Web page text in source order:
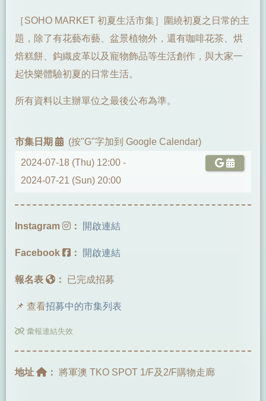
［SOHO MARKET 初夏生活市集］圍繞初夏之日常的主
題，除了有花藝布藝、盆景植物外，還有咖啡花茶、烘
焙糕餅、鈎織皮革以及寵物飾品等生活創作，與大家一
起快樂體驗初夏的日常生活。
所有資料以主辦單位之最後公布為準。
市集日期 (按"G"字加到 Google Calendar)
2024-07-18 (Thu) 12:00 -
2024-07-21 (Sun) 20:00
Instagram ： 開啟連結
Facebook ： 開啟連結
報名表 ： 已完成招募
📌 查看招募中的市集列表
彙報連結失效
地址 ： 將軍澳 TKO SPOT 1/F及2/F購物走廊